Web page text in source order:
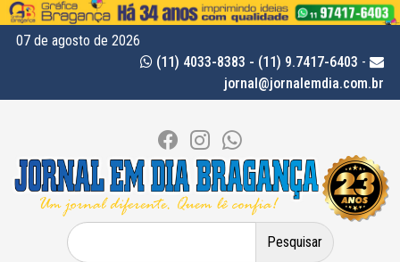
07 de agosto de 2026
(11) 4033-8383 - (11) 9.7417-6403 -
jornal@jornalemdia.com.br
Pesquisar
por: